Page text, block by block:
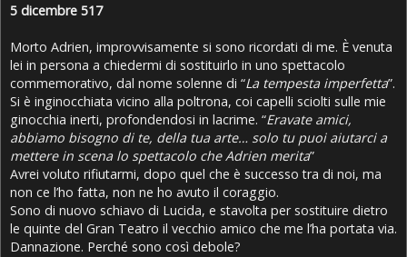
5 dicembre 517
Morto Adrien, improvvisamente si sono ricordati di me. È venuta
lei in persona a chiedermi di sostituirlo in uno spettacolo
commemorativo, dal nome solenne di “La tempesta imperfetta”.
Si è inginocchiata vicino alla poltrona, coi capelli sciolti sulle mie
ginocchia inerti, profondendosi in lacrime. “Eravate amici,
abbiamo bisogno di te, della tua arte… solo tu puoi aiutarci a
mettere in scena lo spettacolo che Adrien merita”
Avrei voluto rifiutarmi, dopo quel che è successo tra di noi, ma
non ce l’ho fatta, non ne ho avuto il coraggio.
Sono di nuovo schiavo di Lucida, e stavolta per sostituire dietro
le quinte del Gran Teatro il vecchio amico che me l’ha portata via.
Dannazione. Perché sono così debole?